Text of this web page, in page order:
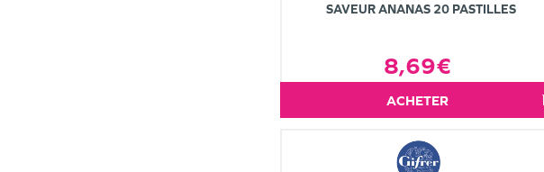
SAVEUR ANANAS 20 PASTILLES
8,69€
ACHETER